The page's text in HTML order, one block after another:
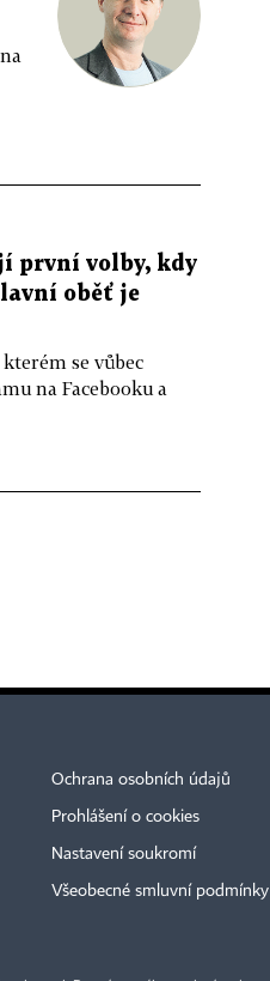
první volby, kdy
oběť je
se vůbec
na Facebooku a
Ochrana osobních údajů
Prohlášení o cookies
Nastavení soukromí
Všeobecné smluvní podmínky